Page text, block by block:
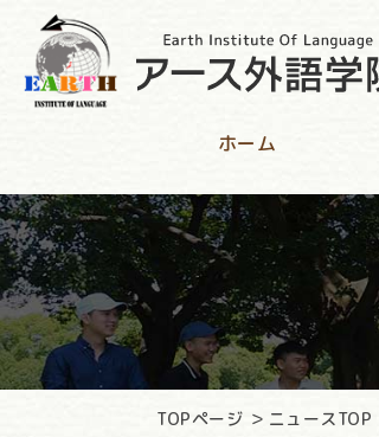
ホーム
TOPページ ニュースTOP